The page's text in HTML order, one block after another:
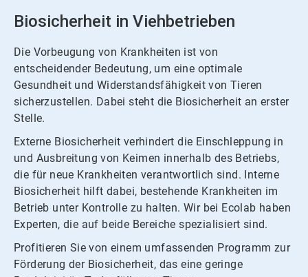
Biosicherheit in Viehbetrieben
Die Vorbeugung von Krankheiten ist von
entscheidender Bedeutung, um eine optimale
Gesundheit und Widerstandsfähigkeit von Tieren
sicherzustellen. Dabei steht die Biosicherheit an erster
Stelle.
Externe Biosicherheit verhindert die Einschleppung in
und Ausbreitung von Keimen innerhalb des Betriebs,
die für neue Krankheiten verantwortlich sind. Interne
Biosicherheit hilft dabei, bestehende Krankheiten im
Betrieb unter Kontrolle zu halten. Wir bei Ecolab haben
Experten, die auf beide Bereiche spezialisiert sind.
Profitieren Sie von einem umfassenden Programm zur
Förderung der Biosicherheit, das eine geringe